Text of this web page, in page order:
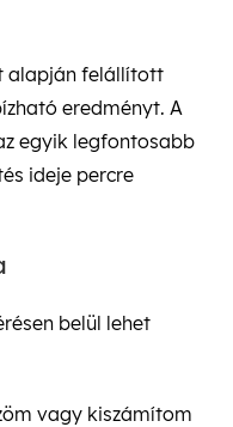
alapján felállított
eredményt. A
egyik legfontosabb
ideje percre
belül lehet
vagy kiszámítom